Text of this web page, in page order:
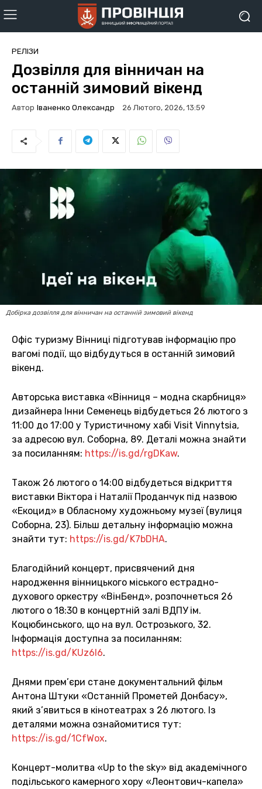
РЕЛІЗИ
Дозвілля для вінничан на
останній зимовий вікенд
Автор Іваненко Олександр 26 Лютого, 2026, 13:59
Добірка дозвілля для вінничан на останній зимовий вікенд
Офіс туризму Вінниці підготував інформацію про
вагомі події, що відбудуться в останній зимовий
вікенд.
Авторська виставка «Вінниця – модна скарбниця»
дизайнера Інни Семенець відбудеться 26 лютого з
11:00 до 17:00 у Туристичному хабі Visit Vinnytsia,
за адресою вул. Соборна, 89. Деталі можна знайти
за посиланням: https://is.gd/rgDKaw.
Також 26 лютого о 14:00 відбудеться відкриття
виставки Віктора і Наталії Проданчук під назвою
«Екоцид» в Обласному художньому музеї (вулиця
Соборна, 23). Більш детальну інформацію можна
знайти тут: https://is.gd/K7bDHA.
Благодійний концерт, присвячений дня
народження вінницького міського естрадно-
духового оркестру «ВінБенд», розпочнеться 26
лютого о 18:30 в концертній залі ВДПУ ім.
Коцюбинського, що на вул. Острозького, 32.
Інформація доступна за посиланням:
https://is.gd/KUz6l6.
Днями прем’єри стане документальний фільм
Антона Штуки «Останній Прометей Донбасу»,
який з’явиться в кінотеатрах з 26 лютого. Із
деталями можна ознайомитися тут:
https://is.gd/1CfWox.
Концерт-молитва «Up to the sky» від академічного
подільського камерного хору «Леонтович-капела»